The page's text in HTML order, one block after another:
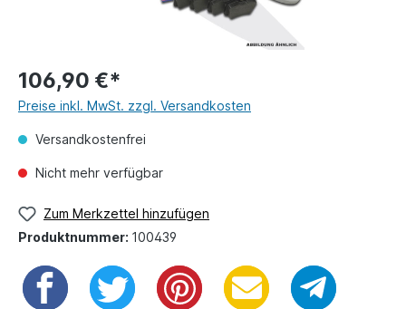
106,90 €*
Preise inkl. MwSt. zzgl. Versandkosten
Versandkostenfrei
Nicht mehr verfügbar
Zum Merkzettel hinzufügen
Produktnummer: 100439